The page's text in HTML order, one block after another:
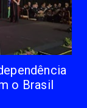
o Brasil